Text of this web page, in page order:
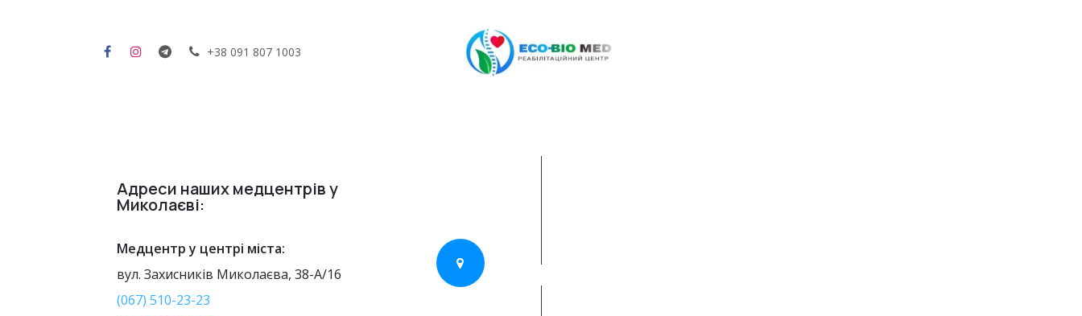
+38 091 807 1003
Адреси наших медцентрів у
Миколаєві:
Медцентр у центрі міста:
вул. Захисників Миколаєва, 38-А/16
(067) 510-23-23